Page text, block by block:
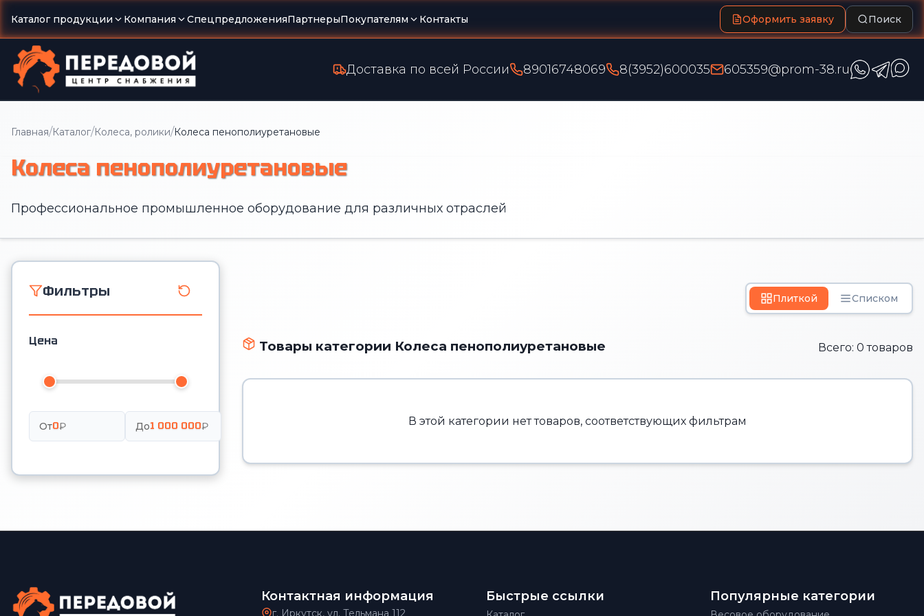
Каталог продукции Компания СпецпредложенияПартнерыПокупателям Контакты Оформить заявку Поиск
Доставка по всей России 89016748069 8(3952)600035 605359@prom-38.ru
Главная/Каталог/Колеса, ролики/Колеса пенополиуретановые
Колеса пенополиуретановые
Профессиональное промышленное оборудование для различных отраслей
Фильтры
Цена
От0₽ До1 000 000₽
Плиткой Списком
Товары категории Колеса пенополиуретановые Всего: 0 товаров
В этой категории нет товаров, соответствующих фильтрам
Контактная информация
г. Иркутск, ул. Тельмана 112
Быстрые ссылки Популярные категории